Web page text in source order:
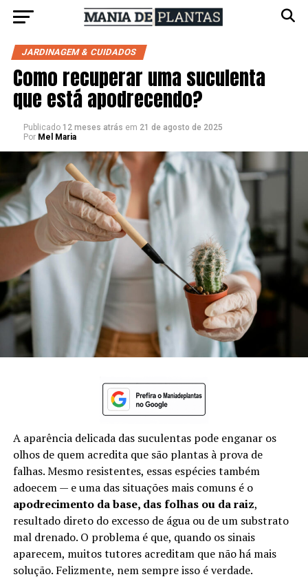
JARDINAGEM & CUIDADOS
Como recuperar uma suculenta
que está apodrecendo?
Publicado 12 meses atrás em 21 de agosto de 2025
Por Mel Maria
A aparência delicada das suculentas pode enganar os
olhos de quem acredita que são plantas à prova de
falhas. Mesmo resistentes, essas espécies também
adoecem — e uma das situações mais comuns é o
apodrecimento da base, das folhas ou da raiz,
resultado direto do excesso de água ou de um substrato
mal drenado. O problema é que, quando os sinais
aparecem, muitos tutores acreditam que não há mais
solução. Felizmente, nem sempre isso é verdade.